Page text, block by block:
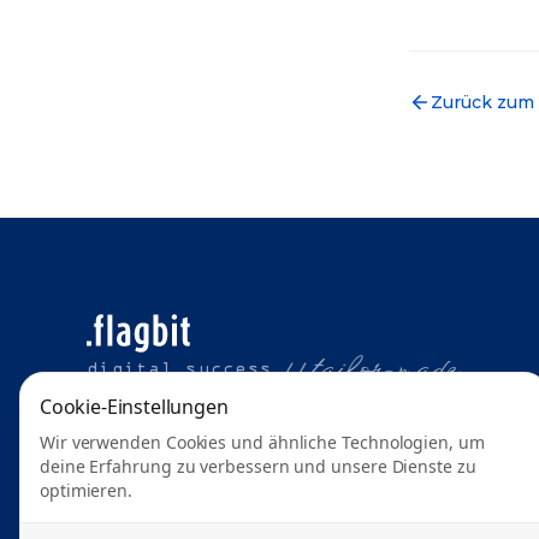
Zurück zum
digital success //tailor-made
Cookie-Einstellungen
Wir verwenden Cookies und ähnliche Technologien, um
deine Erfahrung zu verbessern und unsere Dienste zu
optimieren.